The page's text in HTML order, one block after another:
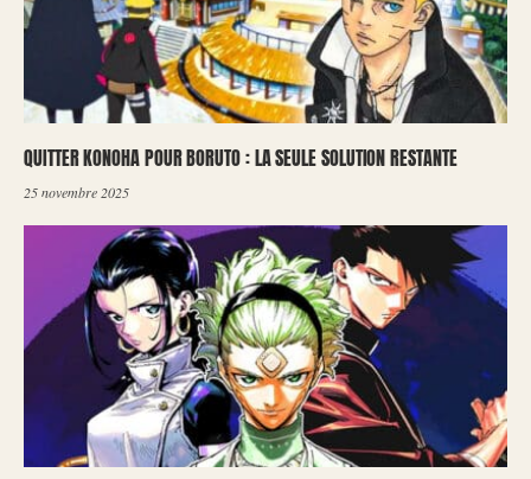
QUITTER KONOHA POUR BORUTO : LA SEULE SOLUTION RESTANTE
25 novembre 2025